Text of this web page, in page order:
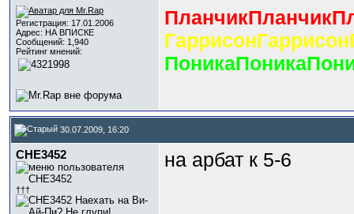
Регистрация: 17.01.2006
Адрес: НА ВПИСКЕ
Сообщений: 1,940
Рейтинг мнений:
30.07.2009, 16:20
CHE3452
†††
на арбат к 5-6